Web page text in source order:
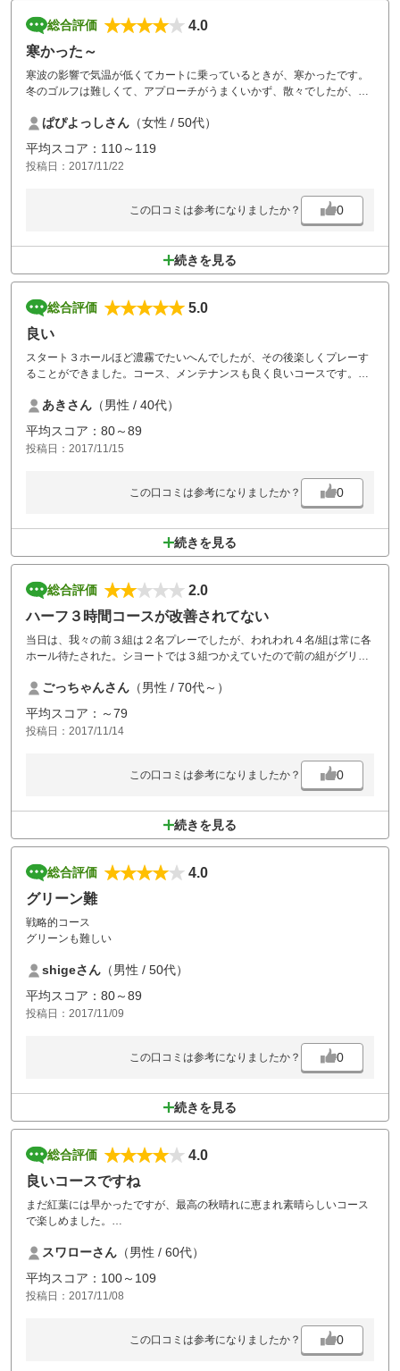
総合評価
4.0
寒かった～
寒波の影響で気温が低くてカートに乗っているときが、寒かったです。
冬のゴルフは難しくて、アプローチがうまくいかず、散々でしたが、温
またリベンジしたいです。
ぱぴよっしさん （女性 / 50代）
平均スコア：110～119
投稿日：2017/11/22
この口コミは参考になりましたか？ 0
続きを見る
総合評価
5.0
良い
スタート３ホールほど濃霧でたいへんでしたが、その後楽しくプレーす
ることができました。コース、メンテナンスも良く良いコースです。ま
あきさん （男性 / 40代）
平均スコア：80～89
投稿日：2017/11/15
この口コミは参考になりましたか？ 0
続きを見る
総合評価
2.0
ハーフ３時間コースが改善されてない
当日は、我々の前３組は２名プレーでしたが、われわれ４名/組は常に各
ホール待たされた。シヨートでは３組つかえていたので前の組がグリー
のルールとか？？）またブラインドコースが多く、我々は前のカートの
位置を確認して打っていたが、ハーフ終了後打ち込みが何回もあり問題
の組と指導された。１７番ホールではスタッフがいたのに撃ち込まれま
した。フロントに注意したのですが､３時間/
当該コースは当面プレーをしないことにする。午後は赤坊ば我々をマー
ごっちゃんさん （男性 / 70代～）
平均スコア：～79
投稿日：2017/11/14
この口コミは参考になりましたか？ 0
続きを見る
総合評価
4.0
グリーン難
戦略的コース
グリーンも難しい
shigeさん （男性 / 50代）
平均スコア：80～89
投稿日：2017/11/09
この口コミは参考になりましたか？ 0
続きを見る
総合評価
4.0
良いコースですね
まだ紅葉には早かったですが、最高の秋晴れに恵まれ素晴らしいコース
で楽しめました。
なくがたがたが気になりました。
またお邪魔します。
スワローさん （男性 / 60代）
平均スコア：100～109
投稿日：2017/11/08
この口コミは参考になりましたか？ 0